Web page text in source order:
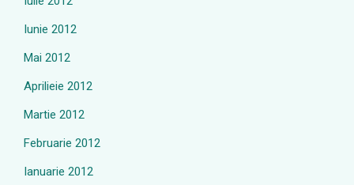
Iunie 2012
Mai 2012
Aprilieie 2012
Martie 2012
Februarie 2012
Ianuarie 2012